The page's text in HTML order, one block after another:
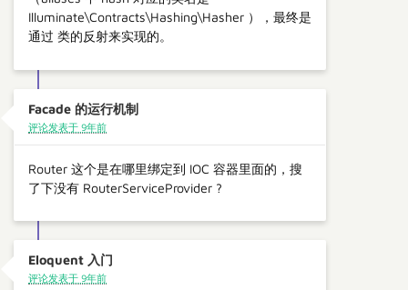
Illuminate\Contracts\Hashing\Hasher ），最终是
通过 类的反射来实现的。
Facade 的运行机制
评论发表于 9年前
Router 这个是在哪里绑定到 IOC 容器里面的，搜
了下没有 RouterServiceProvider ?
Eloquent 入门
评论发表于 9年前